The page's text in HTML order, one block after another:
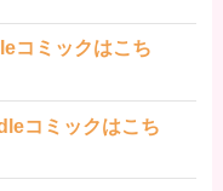
コミックはこち
コミックはこち